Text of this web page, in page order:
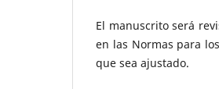
El manuscrito será
en las Normas para
que sea ajustado.